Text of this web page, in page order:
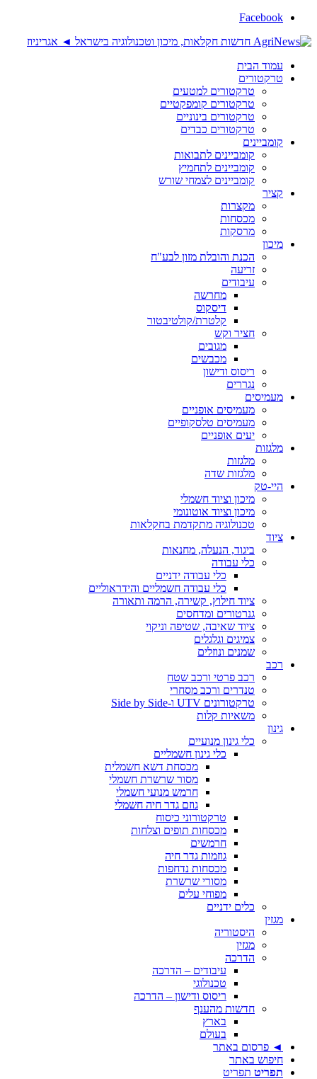
Facebook
עמוד הבית
טרקטורים
טרקטורים למטעים
טרקטורים קומפקטיים
טרקטורים בינוניים
טרקטורים כבדים
קומביינים
קומביינים לתבואות
קומביינים לתחמיץ
קומביינים לצמחי שורש
קציר
מקצרות
מכסחות
מרסקות
מיכון
הכנת והובלת מזון לבע"ח
זריעה
עיבודים
מחרשה
דיסקוס
קלטרת/קולטיבטור
חציר וקש
מגובים
מכבשים
ריסוס ודישון
נגררים
מעמיסים
מעמיסים אופניים
מעמיסים טלסקופיים
יעים אופניים
מלגזות
מלגזות
מלגזות שדה
היי-טק
מיכון וציוד חשמלי
מיכון וציוד אוטונומי
טכנולוגיה מתקדמת בחקלאות
ציוד
ביגוד, הנעלה, מחנאות
כלי עבודה
כלי עבודה ידניים
כלי עבודה חשמליים והידראוליים
ציוד חילוץ, קשירה, הרמה ותאורה
גנרטורים ומדחסים
ציוד שאיבה, שטיפה וניקוי
צמיגים וגלגלים
שמנים ונוזלים
רכב
רכב פרטי ורכב שטח
טנדרים ורכב מסחרי
טרקטורונים UTV ו-Side by Side
משאיות קלות
גינון
כלי גינון מנועיים
כלי גינון חשמליים
מכסחת דשא חשמלית
מסור שרשרת חשמלי
חרמש מנועי חשמלי
גוזם גדר חיה חשמלי
טרקטורוני כיסוח
מכסחות תופים וצלחות
חרמשים
גוזמות גדר חיה
מכסחות נדחפות
מסורי שרשרת
מפוחי עלים
כלים ידניים
מגזין
היסטוריה
מגזין
הדרכה
עיבודים – הדרכה
טכנולוגי
ריסוס ודישון – הדרכה
חדשות מהענף
בארץ
בעולם
◄ פרסום באתר
חיפוש באתר
תפריט תפריט